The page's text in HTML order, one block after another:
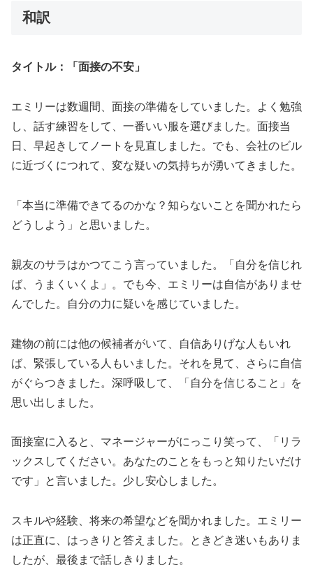
和訳
タイトル：「面接の不安」
エミリーは数週間、面接の準備をしていました。よく勉強
し、話す練習をして、一番いい服を選びました。面接当
日、早起きしてノートを見直しました。でも、会社のビル
に近づくにつれて、変な疑いの気持ちが湧いてきました。
「本当に準備できてるのかな？知らないことを聞かれたら
どうしよう」と思いました。
親友のサラはかつてこう言っていました。「自分を信じれ
ば、うまくいくよ」。でも今、エミリーは自信がありませ
んでした。自分の力に疑いを感じていました。
建物の前には他の候補者がいて、自信ありげな人もいれ
ば、緊張している人もいました。それを見て、さらに自信
がぐらつきました。深呼吸して、「自分を信じること」を
思い出しました。
面接室に入ると、マネージャーがにっこり笑って、「リラ
ックスしてください。あなたのことをもっと知りたいだけ
です」と言いました。少し安心しました。
スキルや経験、将来の希望などを聞かれました。エミリー
は正直に、はっきりと答えました。ときどき迷いもありま
したが、最後まで話しきりました。